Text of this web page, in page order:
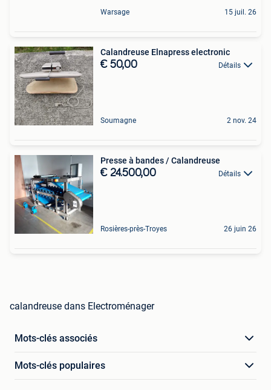
Warsage 15 juil. 26
Calandreuse Elnapress electronic
€ 50,00 Détails
Soumagne 2 nov. 24
Presse à bandes / Calandreuse
€ 24.500,00 Détails
Rosières-près-Troyes 26 juin 26
calandreuse dans Electroménager
Mots-clés associés
Mots-clés populaires